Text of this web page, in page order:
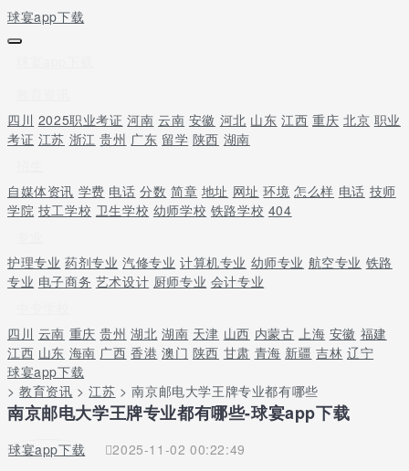
球宴app下载
四川 2025职业考证 河南 云南 安徽 河北 山东 江西 重庆 北京 职业
考证 江苏 浙江 贵州 广东 留学 陕西 湖南
自媒体资讯 学费 电话 分数 简章 地址 网址 环境 怎么样 电话 技师
学院 技工学校 卫生学校 幼师学校 铁路学校 404
护理专业 药剂专业 汽修专业 计算机专业 幼师专业 航空专业 铁路
专业 电子商务 艺术设计 厨师专业 会计专业
四川 云南 重庆 贵州 湖北 湖南 天津 山西 内蒙古 上海 安徽 福建
江西 山东 海南 广西 香港 澳门 陕西 甘肃 青海 新疆 吉林 辽宁
球宴app下载
>教育资讯 >江苏 > 南京邮电大学王牌专业都有哪些
南京邮电大学王牌专业都有哪些-球宴app下载
球宴app下载 2025-11-02 00:22:49